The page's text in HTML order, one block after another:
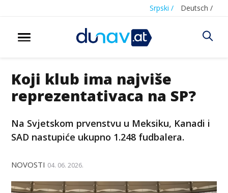
Srpski / Deutsch /
Koji klub ima najviše
reprezentativaca na SP?
Na Svjetskom prvenstvu u Meksiku, Kanadi i
SAD nastupiće ukupno 1.248 fudbalera.
NOVOSTI 04. 06. 2026.